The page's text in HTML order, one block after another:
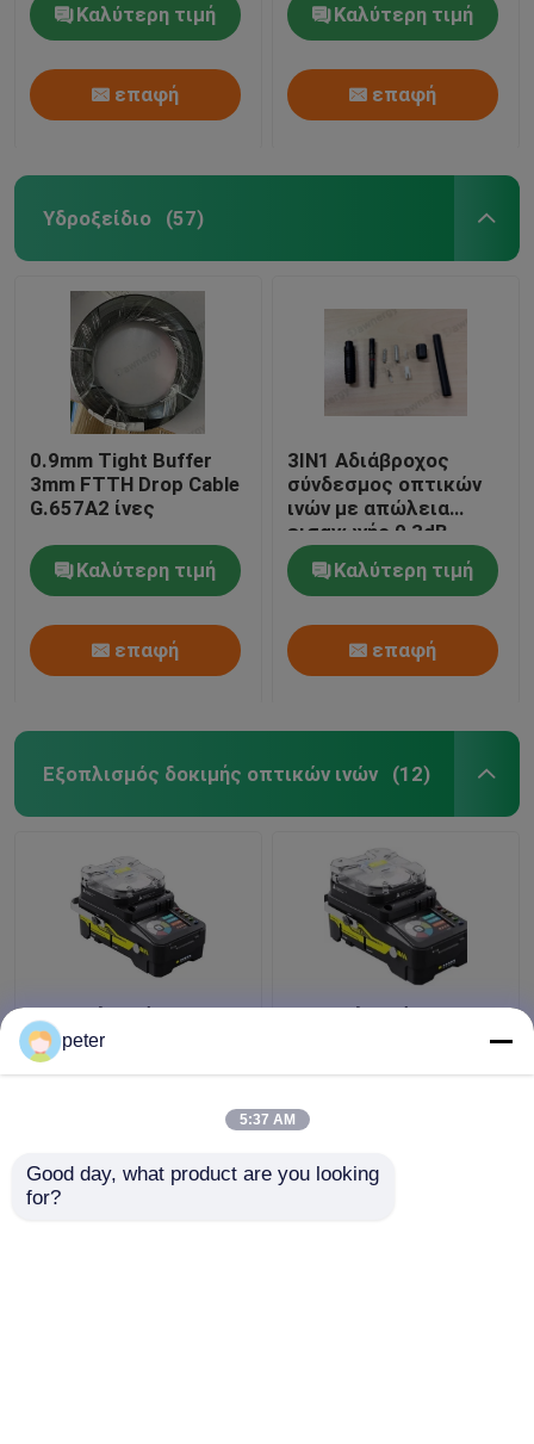
Καλύτερη τιμή
επαφή
Καλύτερη τιμή
επαφή
Υδροξείδιο (57)
0.9mm Tight Buffer
3mm FTTH Drop Cable
G.657A2 ίνες
Καλύτερη τιμή
επαφή
3IN1 Αδιάβροχος
σύνδεσμος οπτικών
ινών με απώλεια
εισαγωγής 0,3dB
Καλύτερη τιμή
επαφή
Εξοπλισμός δοκιμής οπτικών ινών (12)
Ο εξοπλισμός
συνδετήρα DA-PM100
που συναρμολογείται
Ο εξοπλισμός
συνδετήρα DA-PM100
φορητός για 5G
peter
5:37 AM
Good day, what product are you looking
for?